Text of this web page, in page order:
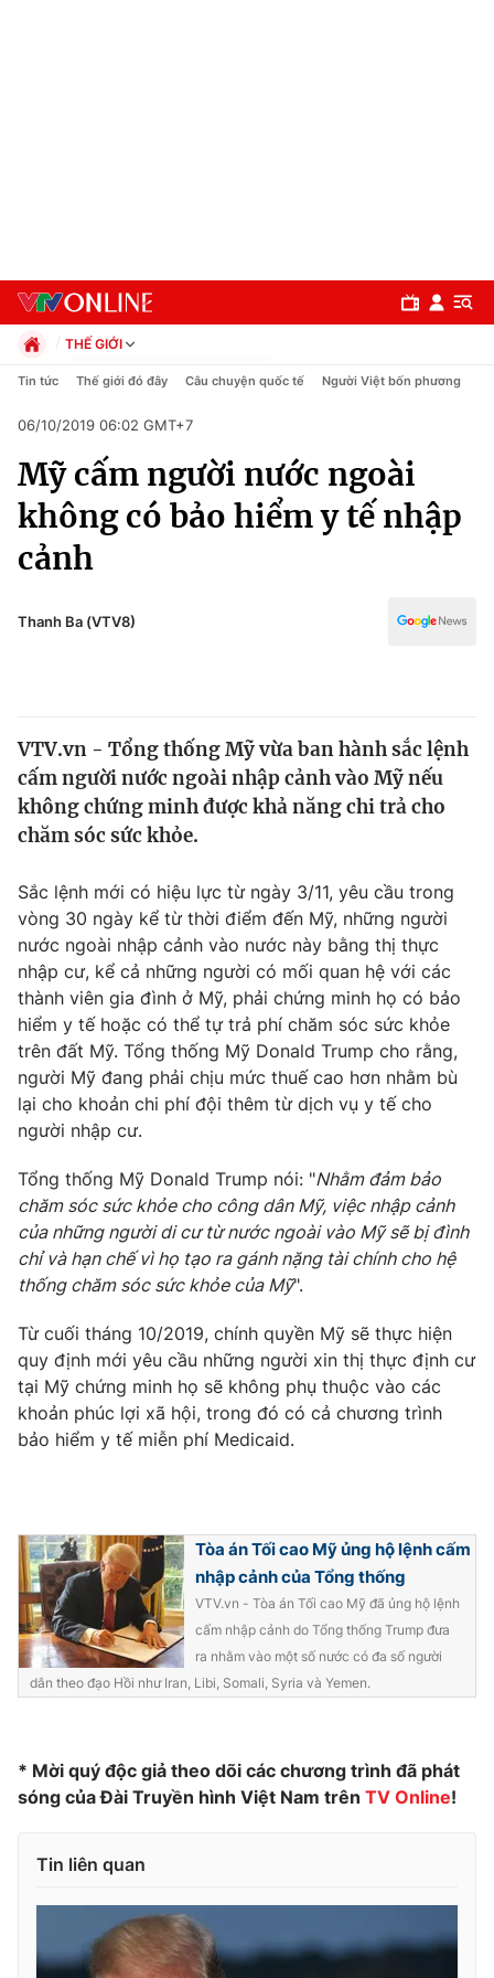
Chuyên mục
Chính trị
Xã hội
Pháp luật
Thế giới
Tin tức
Thế giới đó đây
Câu chuyện quốc tế
Kinh tế
Thị trường
Góc doanh nghiệp
Dữ liệu và đời sống
Truyền hình
Phim VTV
Hậu trường
Nhân vật
Khán giả
Giải sao mai
Giải trí
Điện ảnh
Âm nhạc
Sao
Đời sống
Du lịch
Làm đẹp
Chất lượng cuộc sống
Giáo dục
Tuyển sinh
Học trực tuyến
Công nghệ
Hitech Công nghệ tương lai
Sản phẩm
Thị trường
Tư vấn
Giao lưu trực tuyến
Lịch phát sóng
Chuyên mục khác
Emagazine
Video Shorts video
VTV Money VTV Thể thao
Thị trường 24h Tấm lòng Việt
VTV9 VTV8
Liên hệ tòa soạn English
THẾ GIỚI
Chính trị
Pháp luật
Kinh tế
Thể thao
Truyền hình
Văn hóa - Giải trí
Công nghệ
Tin tức Thế giới đó đây Câu chuyện quốc tế Người Việt bốn phương
06/10/2019 06:02 GMT+7
Mỹ cấm người nước ngoài
không có bảo hiểm y tế nhập
cảnh
Thanh Ba (VTV8)
VTV.vn - Tổng thống Mỹ vừa ban hành sắc lệnh
cấm người nước ngoài nhập cảnh vào Mỹ nếu
không chứng minh được khả năng chi trả cho
chăm sóc sức khỏe.
Sắc lệnh mới có hiệu lực từ ngày 3/11, yêu cầu trong
vòng 30 ngày kể từ thời điểm đến Mỹ, những người
nước ngoài nhập cảnh vào nước này bằng thị thực
nhập cư, kể cả những người có mối quan hệ với các
thành viên gia đình ở Mỹ, phải chứng minh họ có bảo
hiểm y tế hoặc có thể tự trả phí chăm sóc sức khỏe
trên đất Mỹ. Tổng thống Mỹ Donald Trump cho rằng,
người Mỹ đang phải chịu mức thuế cao hơn nhằm bù
lại cho khoản chi phí đội thêm từ dịch vụ y tế cho
người nhập cư.
Tổng thống Mỹ Donald Trump nói: "Nhằm đảm bảo
chăm sóc sức khỏe cho công dân Mỹ, việc nhập cảnh
của những người di cư từ nước ngoài vào Mỹ sẽ bị đình
chỉ và hạn chế vì họ tạo ra gánh nặng tài chính cho hệ
thống chăm sóc sức khỏe của Mỹ".
Từ cuối tháng 10/2019, chính quyền Mỹ sẽ thực hiện
quy định mới yêu cầu những người xin thị thực định cư
tại Mỹ chứng minh họ sẽ không phụ thuộc vào các
khoản phúc lợi xã hội, trong đó có cả chương trình
bảo hiểm y tế miễn phí Medicaid.
Tòa án Tối cao Mỹ ủng hộ lệnh cấm
nhập cảnh của Tổng thống
VTV.vn - Tòa án Tối cao Mỹ đã ủng hộ lệnh
cấm nhập cảnh do Tổng thống Trump đưa
ra nhằm vào một số nước có đa số người
dân theo đạo Hồi như Iran, Libi, Somali, Syria và Yemen.
* Mời quý độc giả theo dõi các chương trình đã phát
sóng của Đài Truyền hình Việt Nam trên TV Online!
Tin liên quan